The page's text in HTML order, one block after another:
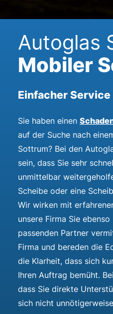
Autoglas
Mobiler
Einfacher Service
Sie haben einen
auf der Suche nach
Sottrum? Bei den
sein, dass Sie sehr
unmittelbar
Scheibe oder eine
Wir wirken mit
unsere Firma Sie
passenden Partner
Firma und bereden die
die Klarheit, dass sich
Ihren Auftrag bemüht.
dass Sie direkte
sich nicht